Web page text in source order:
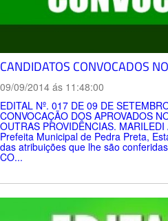
CANDIDATOS CONVOCADOS
09/09/2014 ás 11:48:00
EDITAL Nº. 017 DE 09 DE
CONVOCAÇÃO DOS APROVADOS
OUTRAS PROVIDÊNCIAS.
Prefeita Municipal de Pedra Preta,
das atribuições que lhe são
CO...